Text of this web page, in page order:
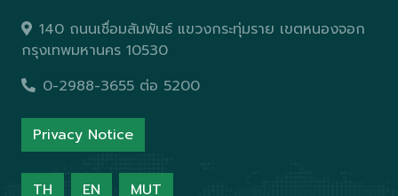
140 ถนนเชื่อมสัมพันธ์ แขวงกระทุ่มราย เขตหนองจอก
กรุงเทพมหานคร 10530
0-2988-3655 ต่อ 5200
Privacy Notice
TH EN MUT